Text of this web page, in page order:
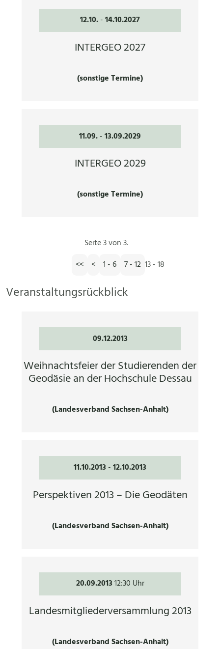
12.10.-14.10.2027
INTERGEO 2027
(sonstige Termine)
11.09.-13.09.2029
INTERGEO 2029
(sonstige Termine)
Seite 3 von 3.
<<
< 1 - 6 7 - 12 13 - 18
Veranstaltungsrückblick
09.12.2013
Weihnachtsfeier der Studierenden der
Geodäsie an der Hochschule Dessau
(Landesverband Sachsen-Anhalt)
11.10.2013 -12.10.2013
Perspektiven 2013 – Die Geodäten
(Landesverband Sachsen-Anhalt)
20.09.201312:30 Uhr
Landesmitgliederversammlung 2013
(Landesverband Sachsen-Anhalt)